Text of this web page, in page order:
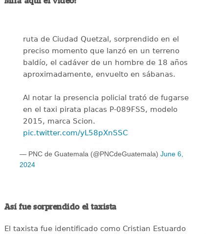
ruta de Ciudad Quetzal, sorprendido en el
preciso momento que lanzó en un terreno
baldío, el cadáver de un hombre de 18 años
aproximadamente, envuelto en sábanas.
Al notar la presencia policial trató de fugarse
en el taxi pirata placas P-089FSS, modelo
2015, marca Scion.
pic.twitter.com/yL58pXnSSC
— PNC de Guatemala (@PNCdeGuatemala) June 6,
2024
Así fue sorprendido el taxista
El taxista fue identificado como Cristian Estuardo